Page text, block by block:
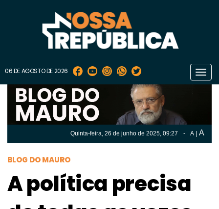
06 DE AGOSTO DE 2026
Quinta-feira, 26 de junho de 2025, 09:27 - A A
BLOG DO MAURO
A política precisa